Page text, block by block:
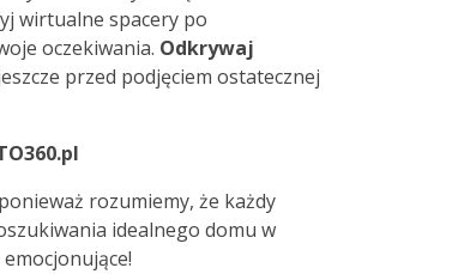
wirtualne spacery po
oczekiwania. Odkrywaj
przed podjęciem ostatecznej
rozumiemy, że każdy
idealnego domu w